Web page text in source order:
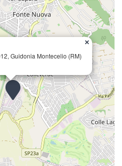
Guidonia Montecelio (RM)
×